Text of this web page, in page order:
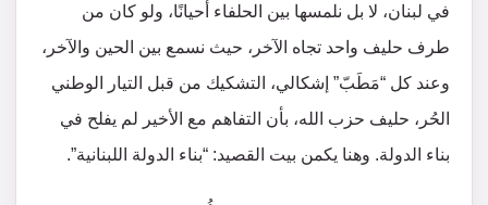
في لبنان، لا بل نلمسها بين الحلفاء أحيانًا، ولو كان من
طرف حليف واحد تجاه الآخر، حيث نسمع بين الحين والآخر،
وعند كل “مَطَبّ” إشكالي، التشكيك من قبل التيار الوطني
الحُر، حليف حزب الله، بأن التفاهم مع الأخير لم يفلح في
بناء الدولة. وهنا يكمن بيت القصيد: “بناء الدولة اللبنانية”.